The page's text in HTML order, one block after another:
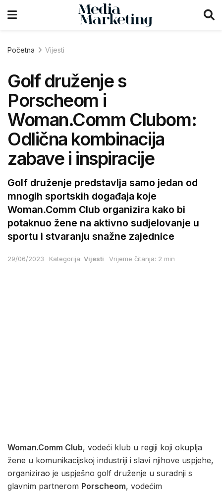
Početna Vijesti
Golf druženje s
Porscheom i
Woman.Comm Clubom:
Odlična kombinacija
zabave i inspiracije
Golf druženje predstavlja samo jedan od
mnogih sportskih događaja koje
Woman.Comm Club organizira kako bi
potaknuo žene na aktivno sudjelovanje u
sportu i stvaranju snažne zajednice
29/06/2023 Kategorija: Vijesti Vrijeme čitanja: 2 min
Woman.Comm Club, vodeći klub u regiji koji okuplja
žene u komunikacijskoj industriji i slavi njihove uspjehe,
organizirao je uspješno golf druženje u suradnji s
glavnim partnerom Porscheom, vodećim